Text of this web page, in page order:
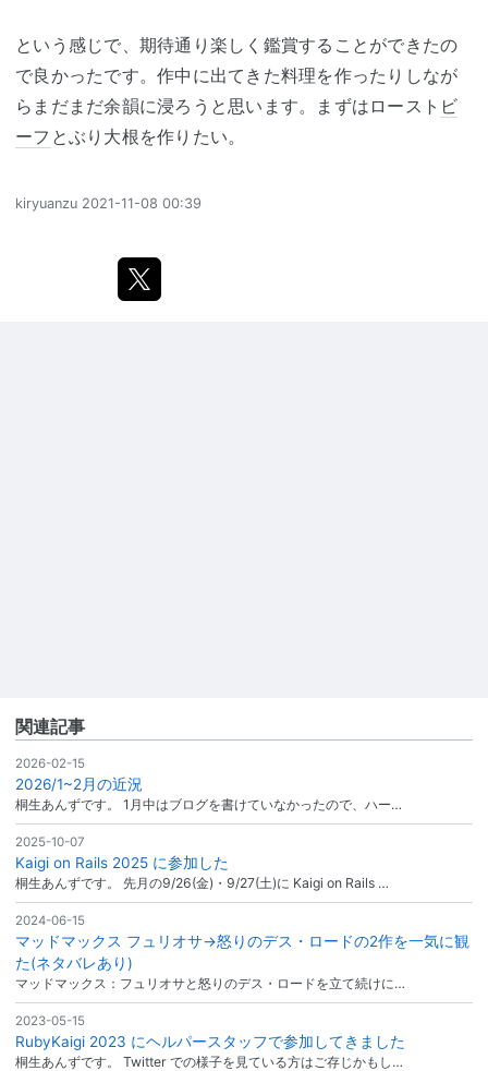
という感じで、期待通り楽しく鑑賞することができたの
で良かったです。作中に出てきた料理を作ったりしなが
らまだまだ余韻に浸ろうと思います。まずはロースト ビ
ーフ とぶり大根を作りたい。
kiryuanzu 2021-11-08 00:39
関連記事
2026-02-15
2026/1~2月の近況
桐生あんずです。 1月中はブログを書けていなかったので、ハー…
2025-10-07
Kaigi on Rails 2025 に参加した
桐生あんずです。 先月の9/26(金)・9/27(土)に Kaigi on Rails …
2024-06-15
マッドマックス フュリオサ→怒りのデス・ロードの2作を一気に観
た(ネタバレあり)
マッドマックス：フュリオサと怒りのデス・ロードを立て続けに…
2023-05-15
RubyKaigi 2023 にヘルパースタッフで参加してきました
桐生あんずです。 Twitter での様子を見ている方はご存じかもし…